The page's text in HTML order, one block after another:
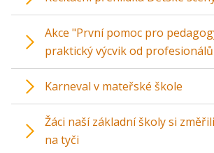
Akce "První pomoc pro
praktický výcvik od profesionálů
Karneval v mateřské škole
Žáci naší základní školy si
na tyči